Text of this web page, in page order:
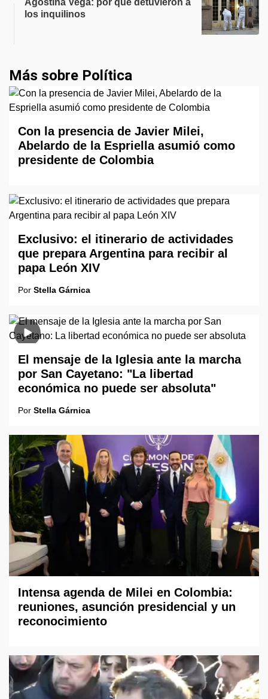
Agostina Vega: por qué detuvieron a
los inquilinos
Más sobre Política
Con la presencia de Javier Milei,
Abelardo de la Espriella asumió como
presidente de Colombia
Exclusivo: el itinerario de actividades
que prepara Argentina para recibir al
papa León XIV
Por Stella Gárnica
El mensaje de la Iglesia ante la marcha
por San Cayetano: "La libertad
económica no puede ser absoluta"
Por Stella Gárnica
Intensa agenda de Milei en Colombia:
reuniones, asunción presidencial y un
reconocimiento